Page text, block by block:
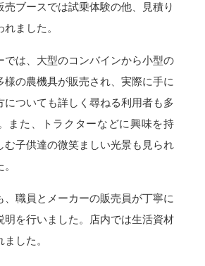
ブースでは試乗体験の他、見積り
ました。
は、大型のコンバインから小型の
様の農機具が販売され、実際に手に
についても詳しく尋ねる利用者も多
また、トラクターなどに興味を持
む子供達の微笑ましい光景も見られ
職員とメーカーの販売員が丁寧に
明を行いました。店内では生活資材
した。